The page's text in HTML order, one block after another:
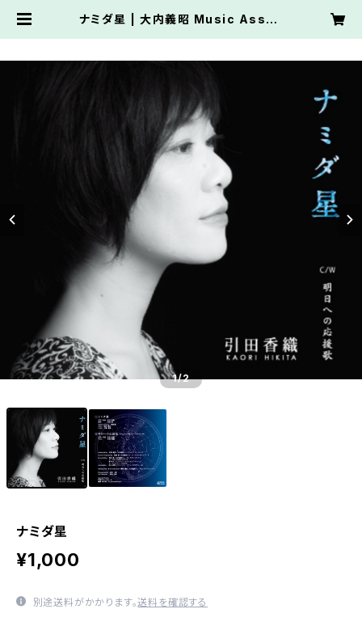
ナミダ星 | 大内義昭 Music Assoc
1/2
ナミダ星
¥1,000
別途送料がかかります。送料を確認する